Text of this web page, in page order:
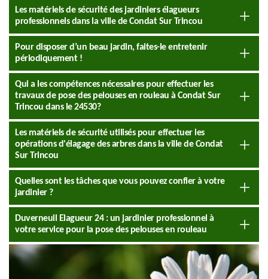
Les matériels de sécurité des jardiniers élagueurs
professionnels dans la ville de Condat Sur Trincou
Pour disposer d’un beau jardin, faites-le entretenir
périodiquement !
Qui a les compétences nécessaires pour effectuer les
travaux de pose des pelouses en rouleau à Condat Sur
Trincou dans le 24530?
Les matériels de sécurité utilisés pour effectuer les
opérations d'élagage des arbres dans la ville de Condat
Sur Trincou
Quelles sont les tâches que vous pouvez confier à votre
jardinier ?
Duverneuil Elagueur 24 : un jardinier professionnel à
votre service pour la pose des pelouses en rouleau